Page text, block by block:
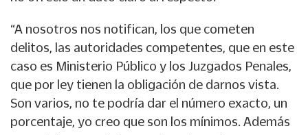
“A nosotros nos notifican, los que cometen
delitos, las autoridades competentes, que en este
caso es Ministerio Público y los Juzgados Penales,
que por ley tienen la obligación de darnos vista.
Son varios, no te podría dar el número exacto, un
porcentaje, yo creo que son los mínimos. Además